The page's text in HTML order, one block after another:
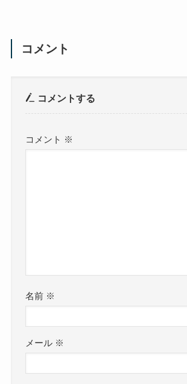
コメント
コメントする
コメント ※
名前 ※
メール ※